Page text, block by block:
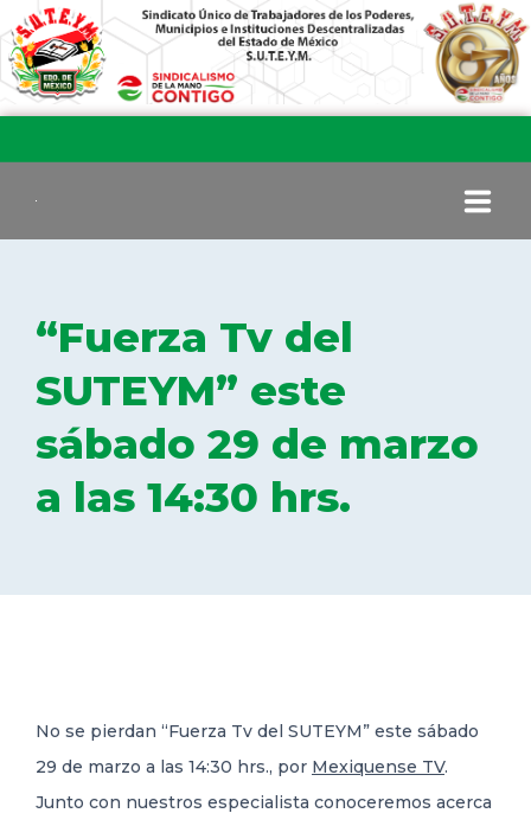
COMITÉ EJECUTIVO
COMISIÓN DE VIGILANCIA
SECCIONES
TRANSPARENCIA
“Fuerza Tv del
SUTEYM” este
sábado 29 de marzo
a las 14:30 hrs.
No se pierdan “Fuerza Tv del SUTEYM” este sábado
29 de marzo a las 14:30 hrs., por Mexiquense TV.
Junto con nuestros especialista conoceremos acerca